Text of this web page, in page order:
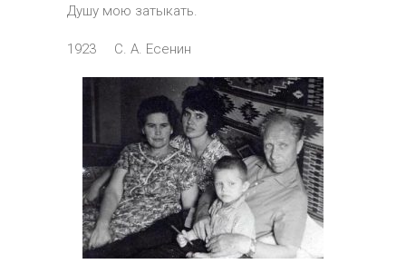
Душу мою затыкать.
1923 С. А. Есенин